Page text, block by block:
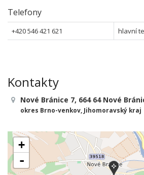
Telefony
+420 546 421 621 hlavní
Kontakty
Nové Bránice 7, 664 64 Nové
okres Brno-venkov, Jihomoravský kraj
+
-